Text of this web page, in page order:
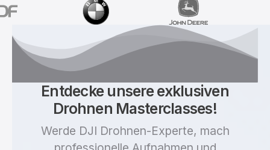
Entdecke unsere exklusiven
Drohnen Masterclasses!
Werde DJI Drohnen-Experte, mach